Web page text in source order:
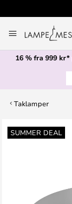
til
innhold
16 % fra 999 kr*
Taklamper
SUMMER DEAL
Gå
til